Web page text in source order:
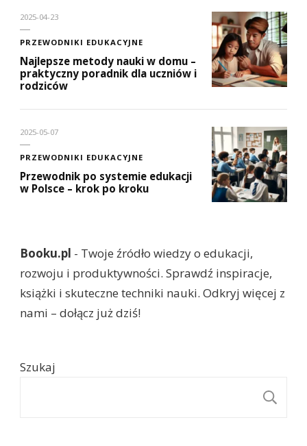
2025-04-23
PRZEWODNIKI EDUKACYJNE
Najlepsze metody nauki w domu –
praktyczny poradnik dla uczniów i
rodziców
2025-05-07
PRZEWODNIKI EDUKACYJNE
Przewodnik po systemie edukacji
w Polsce – krok po kroku
Booku.pl - Twoje źródło wiedzy o edukacji,
rozwoju i produktywności. Sprawdź inspiracje,
książki i skuteczne techniki nauki. Odkryj więcej z
nami – dołącz już dziś!
Szukaj